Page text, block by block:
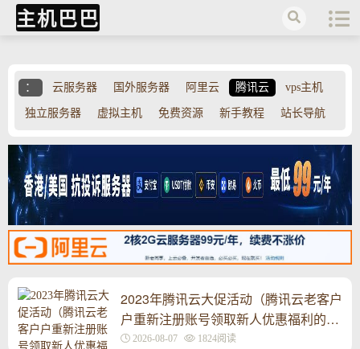
主机巴巴
： 云服务器 国外服务器 阿里云 腾讯云 vps主机
独立服务器 虚拟主机 免费资源 新手教程 站长导航
2023年腾讯云大促活动（腾讯云老客户
户重新注册账号领取新人优惠福利的技
巧）2026-08-07 1824阅读